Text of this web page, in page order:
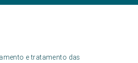
e tratamento das